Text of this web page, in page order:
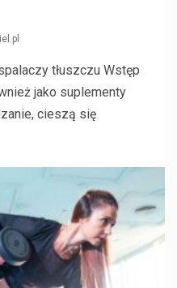
tłuszczu Wstęp
jako suplementy
cieszą się